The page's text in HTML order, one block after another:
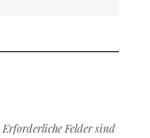
Erforderliche Felder sind